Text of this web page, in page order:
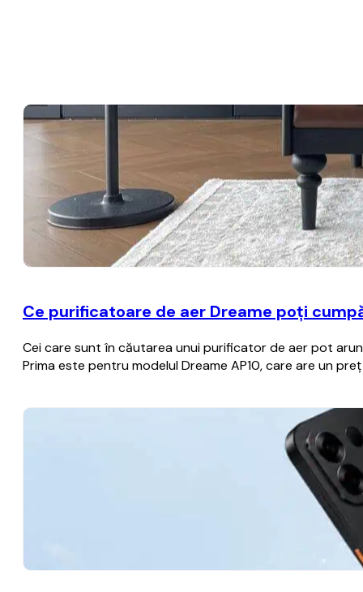
Ce purificatoare de aer Dreame poți
Cei care sunt în căutarea unui purificator de aer pot
Prima este pentru modelul Dreame AP10, care are un